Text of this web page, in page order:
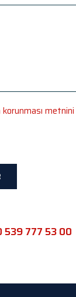
metnini
539 777 53 00